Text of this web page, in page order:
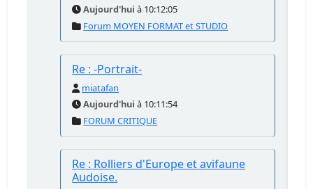
Aujourd'hui à 10:12:05
Forum MOYEN FORMAT et STUDIO
Re : -Portrait-
miatafan
Aujourd'hui à 10:11:54
FORUM CRITIQUE
Re : Rolliers d'Europe et avifaune
Audoise.